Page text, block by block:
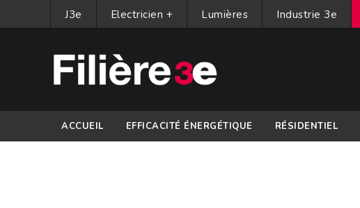
J3e Electricien + Lumières Industrie 3e
ACCUEIL EFFICACITÉ ÉNERGÉTIQUE RÉSIDENTIEL